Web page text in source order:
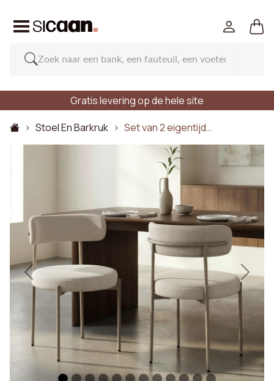
Gratis levering op de hele site
Stoel En Barkruk
Set van 2 eigentijd…
Previous Next